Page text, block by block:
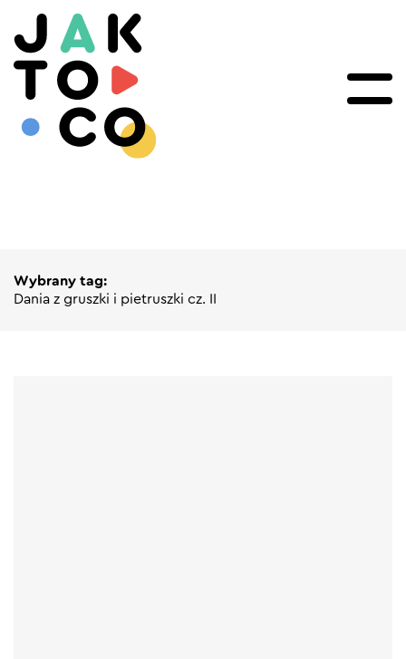
Wybrany tag:
Dania z gruszki i pietruszki cz. II